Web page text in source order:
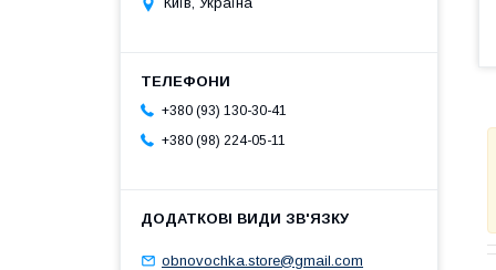
+380 (93) 130-30-41
+380 (98) 224-05-11
obnovochka.store@gmail.com